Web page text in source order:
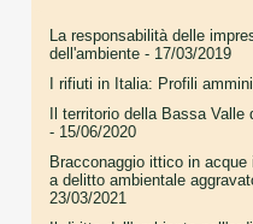
La responsabilità delle
dell'ambiente - 17/03/2019
I rifiuti in Italia: Profili
Il territorio della Bassa
- 15/06/2020
Bracconaggio ittico in
a delitto ambientale
23/03/2021